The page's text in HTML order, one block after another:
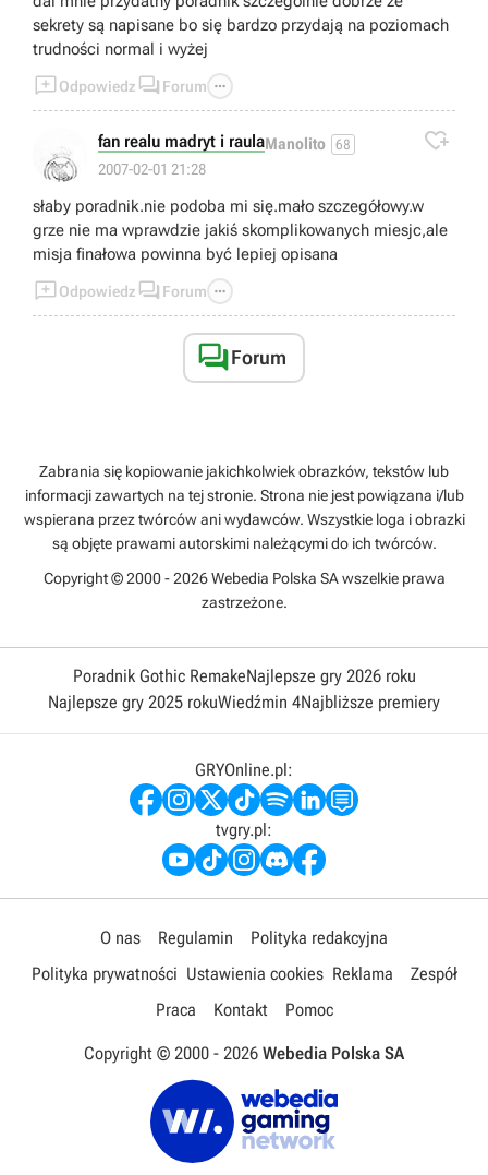
sekrety są napisane bo się bardzo przydają na poziomach
trudności normal i wyżej
Odpowiedz  Forum 
fan realu madryt i raulaManolito 68
2007-02-01 21:28

słaby poradnik.nie podoba mi się.mało szczegółowy.w
grze nie ma wprawdzie jakiś skomplikowanych miesjc,ale
misja finałowa powinna być lepiej opisana
Odpowiedz  Forum 
Forum
Zabrania się kopiowanie jakichkolwiek obrazków, tekstów lub
informacji zawartych na tej stronie. Strona nie jest powiązana i/lub
wspierana przez twórców ani wydawców. Wszystkie loga i obrazki
są objęte prawami autorskimi należącymi do ich twórców.
Copyright © 2000 - 2026 Webedia Polska SA wszelkie prawa
zastrzeżone.
Poradnik Gothic RemakeNajlepsze gry 2026 roku
Najlepsze gry 2025 rokuWiedźmin 4Najbliższe premiery
GRYOnline.pl:
tvgry.pl:
O nas Regulamin
Polityka redakcyjna
Polityka prywatności Ustawienia cookies Reklama
Zespół
Praca
Kontakt Pomoc
Copyright © 2000 - 2026 Webedia Polska SA